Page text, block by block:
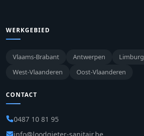
WERKGEBIED
Vlaams-Brabant Antwerpen
Limburg
West-Vlaanderen
Oost-Vlaanderen
CONTACT
0487 10 81 95